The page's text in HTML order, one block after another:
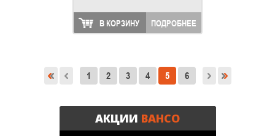
В КОРЗИНУ ПОДРОБНЕЕ
1 2 3 4 5 6
АКЦИИ BAHCO